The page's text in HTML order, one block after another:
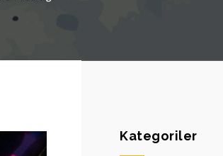
Kategoriler